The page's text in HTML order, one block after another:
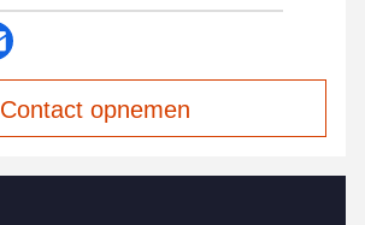
Contact opnemen